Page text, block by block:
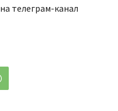
на телеграм-канал